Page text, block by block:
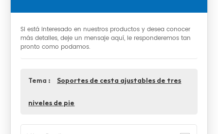
Si está interesado en nuestros productos y desea conocer
más detalles, deje un mensaje aquí, le responderemos tan
pronto como podamos.
Tema : Soportes de cesta ajustables de tres
niveles de pie